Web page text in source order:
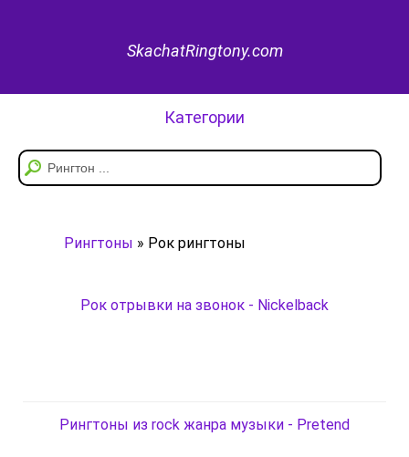
SkachatRingtony.com
Категории
Рингтоны » Рок рингтоны
Рок отрывки на звонок - Nickelback
Рингтоны из rock жанра музыки - Pretend